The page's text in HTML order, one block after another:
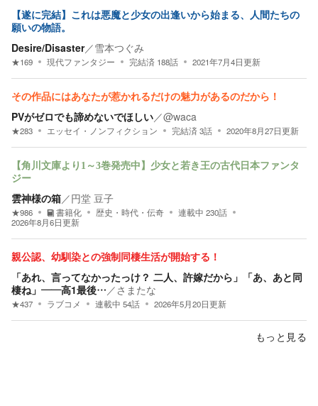
【遂に完結】これは悪魔と少女の出逢いから始まる、人間たちの
願いの物語。
Desire/Disaster／雪本つぐみ
★169 現代ファンタジー 完結済 188話 2021年7月4日更新
その作品にはあなたが惹かれるだけの魅力があるのだから！
PVがゼロでも諦めないでほしい／@waca
★283 エッセイ・ノンフィクション 完結済3話 2020年8月27日更新
【角川文庫より1～3巻発売中】少女と若き王の古代日本ファンタ
ジー
雲神様の箱／円堂 豆子
★986 書籍化 歴史・時代・伝奇 連載中 230話
2026年8月6日更新
親公認、幼馴染との強制同棲生活が開始する！
「あれ、言ってなかったっけ？ 二人、許嫁だから」「あ、あと同
棲ね」――高1最後…／ さまたな
★437 ラブコメ 連載中 54話 2026年5月20日更新
もっと見る